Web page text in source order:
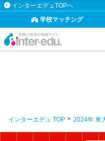
インターエデュTOPへ
学校マッチング
インターエデュ TOP 2024年 東